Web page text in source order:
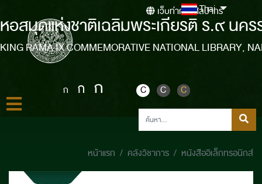
หอสมุดแห่งชาติเฉลิมพระเกียรติ ร.๙ นค
KING RAMA IX COMMEMORATIVE NATIONAL LIBRARY,
เว็บท่ากรมศิลปากร
Thai
ก ก ก C C C
หน้าแรก คลังวิชาการ หนังสืออิเล็กทรอนิกส์